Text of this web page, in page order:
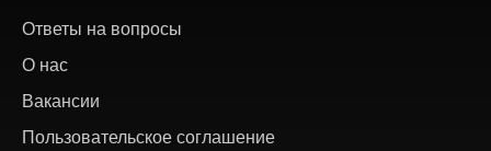
Ответы на вопросы
О нас
Вакансии
Пользовательское соглашение